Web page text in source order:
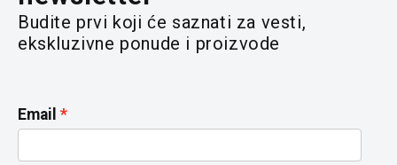
Budite prvi koji će saznati za vesti,
ekskluzivne ponude i proizvode
Email